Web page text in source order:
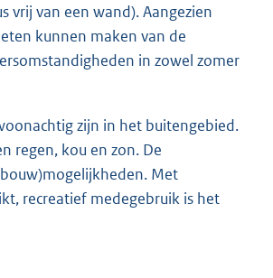
vrij van een wand). Aangezien
kunnen maken van de
in zowel zomer
zijn in het buitengebied.
regen, kou en zon. De
Met
recreatief medegebruik is het